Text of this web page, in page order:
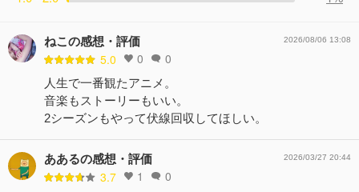
ねこの感想・評価
5.0 0 0
2026/08/06 13:08
人生で一番観たアニメ。
音楽もストーリーもいい。
2シーズンもやって伏線回収してほしい。
ああるの感想・評価
3.7 1 0
2026/03/27 20:44